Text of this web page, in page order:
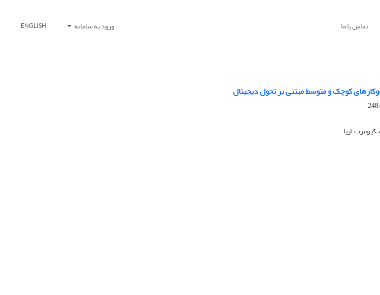
تماس با ما ورود به سامانه ENGLISH
کوچک و متوسط مبتنی بر تحول دیجیتال
آریا